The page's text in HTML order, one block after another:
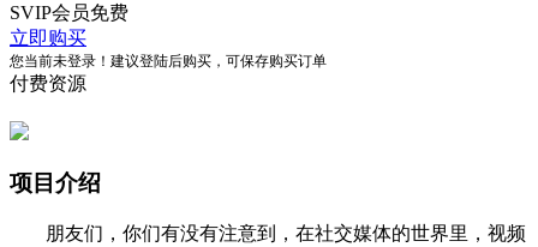
SVIP会员免费
立即购买
您当前未登录！建议登陆后购买，可保存购买订单
付费资源
项目介绍
朋友们，你们有没有注意到，在社交媒体的世界里，视频